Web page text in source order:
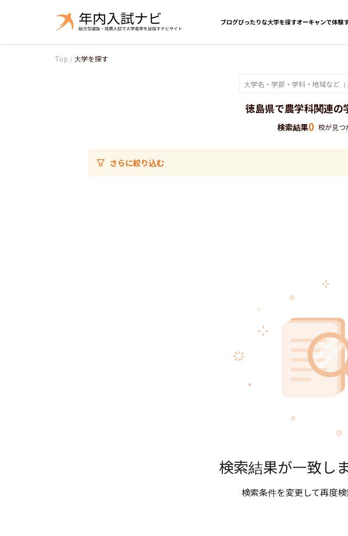
ブログぴったりな大学を探すオーキャンで体験
Top / 大学を探す
徳島県で農学科関連の
検索結果0 校が見つ
さらに絞り込む
検索結果が一致し
検索条件を変更して再度検